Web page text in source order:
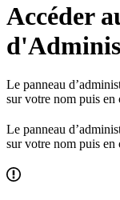
Accéder
Le panneau
sur votre nom puis
Le panneau
sur votre nom puis